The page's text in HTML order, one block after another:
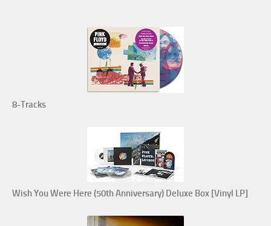
8-Tracks
Wish You Were Here (50th Anniversary) Deluxe Box [Vinyl LP]